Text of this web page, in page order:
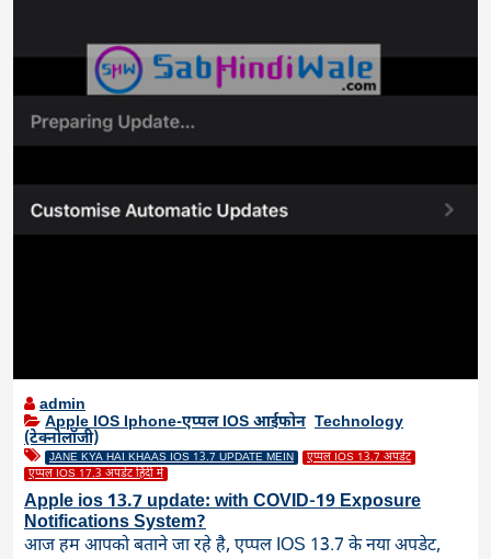
admin
Apple IOS Iphone-एप्पल IOS आईफोन Technology
(टेक्नोलॉजी)
JANE KYA HAI KHAAS IOS 13.7 UPDATE MEIN
एप्पल IOS 13.7 अपडेट
एप्पल IOS 17.3 अपडेट हिंदी में
Apple ios 13.7 update: with COVID-19 Exposure
Notifications System?
आज हम आपको बताने जा रहे है, एप्पल IOS 13.7 के नया अपडेट,